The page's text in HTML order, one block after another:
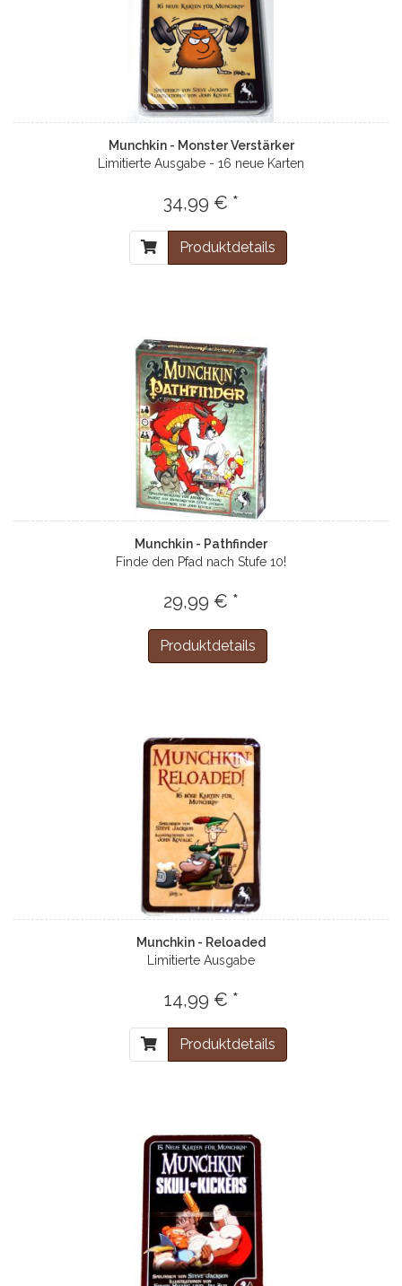
Munchkin - Monster Verstärker
Limitierte Ausgabe - 16 neue Karten
34,99 € *
Produktdetails
Munchkin - Pathfinder
Finde den Pfad nach Stufe 10!
29,99 € *
Produktdetails
Munchkin - Reloaded
Limitierte Ausgabe
14,99 € *
Produktdetails